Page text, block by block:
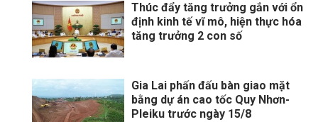
Thúc đẩy tăng trưởng gắn với ổn
định kinh tế vĩ mô, hiện thực hóa
tăng trưởng 2 con số
Gia Lai phấn đấu bàn giao mặt
bằng dự án cao tốc Quy Nhơn-
Pleiku trước ngày 15/8